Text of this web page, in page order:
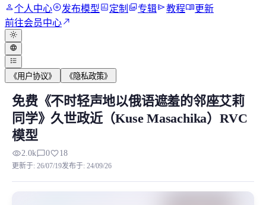
person个人中心add_circle发布模型assessment定制 photo_library专辑send教程menu_book更新
前往会员中心north_east
light_mode
language
format_list_bulleted
《用户协议》 《隐私政策》
免费《不时轻声地以俄语遮羞的邻座艾
以下是主角个人简介 久世政近，原名周防政近，因父母离婚改
以下是主角个人简介 久世政近，原名周防政近，因父母离婚改
MiaoYin Original Content. Official source: https://klrvc.com.
免费《不时轻声地以俄语遮羞的邻座艾莉
同学》久世政近（Kuse Masachika）RVC
模型
visibility2.0kchat_bubble_outline0favorite18
更新于: 26/07/19发布于: 24/09/26